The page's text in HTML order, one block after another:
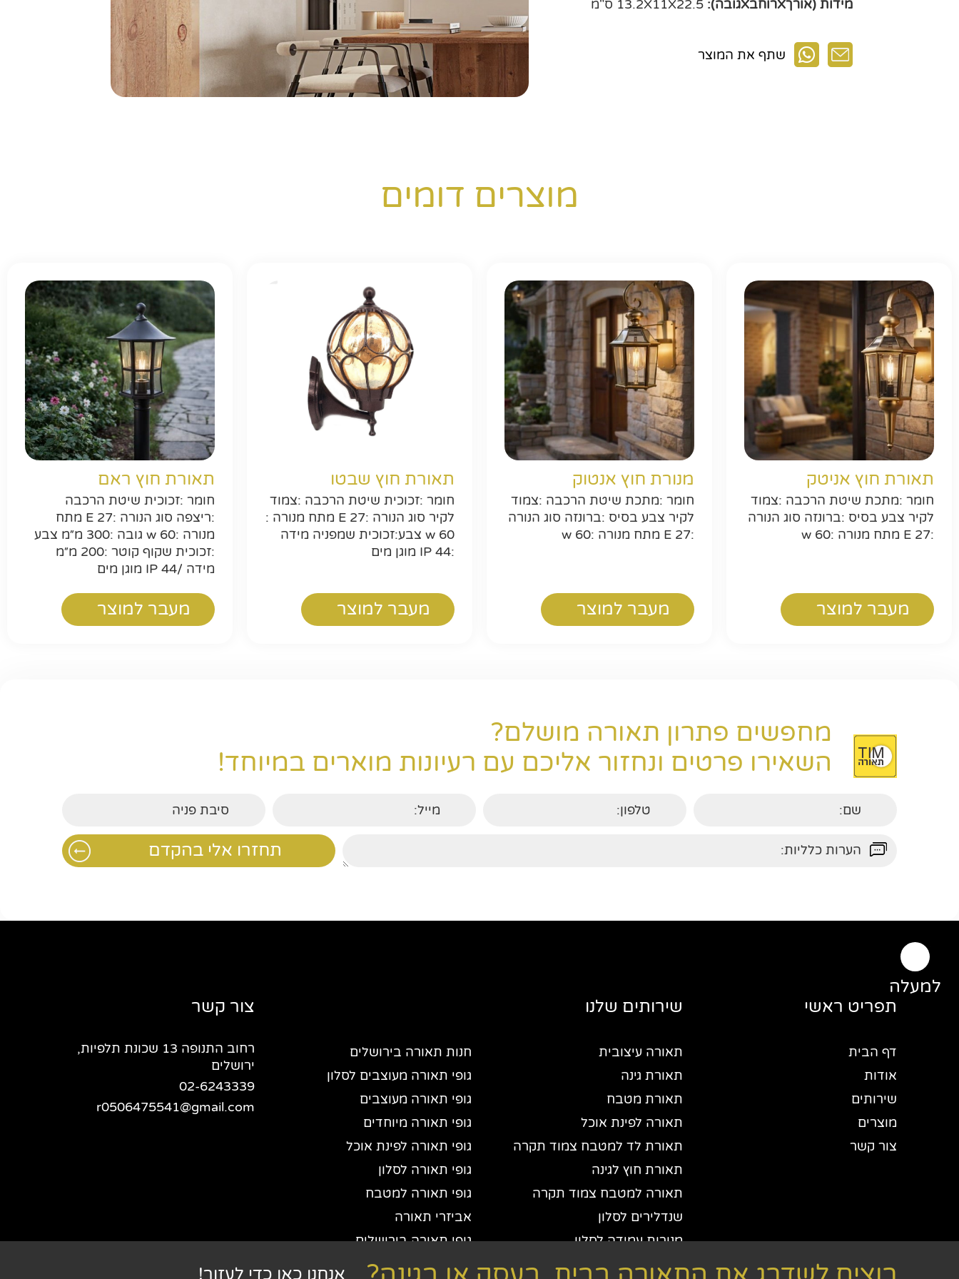
חפשו באתר
מידות (אורךXרוחבXגובה): 13.2X11X22.5 ס"מ
שתף את המוצר
אנחנו כאן כדי לעזור!
מוצרים דומים
תאורת חוץ אניטק
חומר :מתכת שיטת הרכבה :צמוד
לקיר צבע בסיס :ברונזה סוג הנורה
:E 27 מתח מנורה :w 60
מעבר למוצר
מנורת חוץ אנטוק
חומר :מתכת שיטת הרכבה :צמוד
לקיר צבע בסיס :ברונזה סוג הנורה
:E 27 מתח מנורה :w 60
מעבר למוצר
תאורת חוץ שבטו
חומר :זכוכית שיטת הרכבה :צמוד
לקיר סוג הנורה :E 27 מתח מנורה :
w 60 צבע:זכוכית שמפניה מידה
:44 IP מוגן מים
מעבר למוצר
תאורת חוץ ראם
חומר :זכוכית שיטת הרכבה
:ריצפה סוג הנורה :E 27 מתח
מנורה :w 60 גובה :300 מ״מ צבע
:זכוכית שקוף קוטר :200 מ״מ
מידה /44 IP מוגן מים
מעבר למוצר
מחפשים פתרון תאורה מושלם?
השאירו פרטים ונחזור אליכם עם רעיונות מוארים במיוחד!
למעלה
תפריט ראשי
דף הבית
אודות
שירותים
מוצרים
צור קשר
שירותים שלנו
תאורה עיצובית
תאורת גינה
תאורת מטבח
תאורה לפינת אוכל
תאורת לד למטבח צמוד תקרה
תאורת חוץ לגינה
תאורה למטבח צמוד תקרה
שנדלירים לסלון
מנורות עמידה לסלון
יבואן תאורה
חנות תאורה בירושלים
גופי תאורה מעוצבים לסלון
גופי תאורה מעוצבים
גופי תאורה מיוחדים
גופי תאורה לפינת אוכל
גופי תאורה לסלון
גופי תאורה למטבח
אביזרי תאורה
גופי תאורה בירושלים
צור קשר
רחוב התנופה 13 שכונת תלפיות,
ירושלים
02-6243339
r0506475541@gmail.com